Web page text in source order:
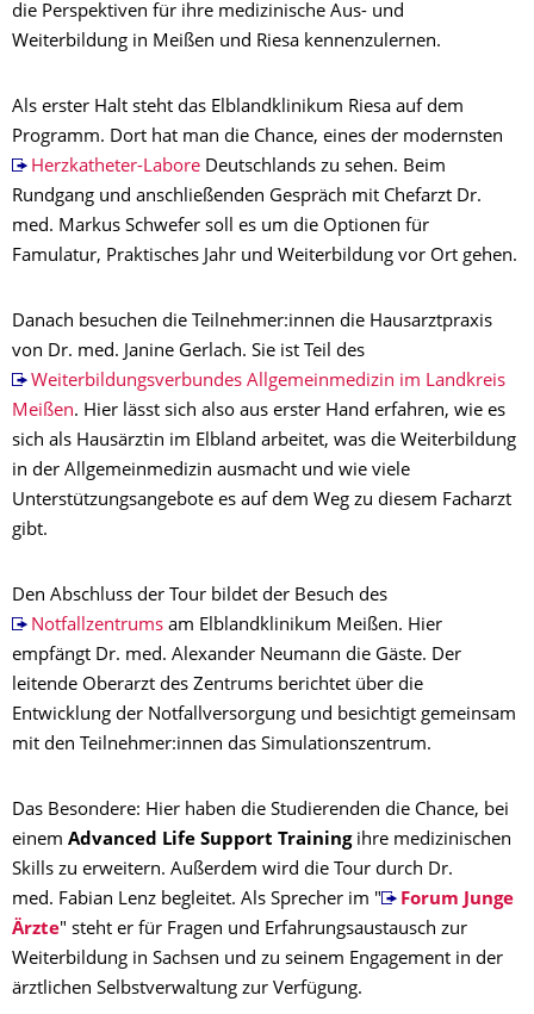
die Perspektiven für ihre medizinische Aus- und
Weiterbildung in Meißen und Riesa kennenzulernen.
Als erster Halt steht das Elblandklinikum Riesa auf dem
Programm. Dort hat man die Chance, eines der modernsten
Herzkatheter-Labore Deutschlands zu sehen. Beim
Rundgang und anschließenden Gespräch mit Chefarzt Dr.
med. Markus Schwefer soll es um die Optionen für
Famulatur, Praktisches Jahr und Weiterbildung vor Ort gehen.
Danach besuchen die Teilnehmer:innen die Hausarztpraxis
von Dr. med. Janine Gerlach. Sie ist Teil des
Weiterbildungsverbundes Allgemeinmedizin im Landkreis
Meißen. Hier lässt sich also aus erster Hand erfahren, wie es
sich als Hausärztin im Elbland arbeitet, was die Weiterbildung
in der Allgemeinmedizin ausmacht und wie viele
Unterstützungsangebote es auf dem Weg zu diesem Facharzt
gibt.
Den Abschluss der Tour bildet der Besuch des
Notfallzentrums am Elblandklinikum Meißen. Hier
empfängt Dr. med. Alexander Neumann die Gäste. Der
leitende Oberarzt des Zentrums berichtet über die
Entwicklung der Notfallversorgung und besichtigt gemeinsam
mit den Teilnehmer:innen das Simulationszentrum.
Das Besondere: Hier haben die Studierenden die Chance, bei
einem Advanced Life Support Trainingihre medizinischen
Skills zu erweitern. Außerdem wird die Tour durch Dr.
med. Fabian Lenz begleitet. Als Sprecher im "
Forum Junge
Ärzte" steht er für Fragen und Erfahrungsaustausch zur
Weiterbildung in Sachsen und zu seinem Engagement in der
ärztlichen Selbstverwaltung zur Verfügung.